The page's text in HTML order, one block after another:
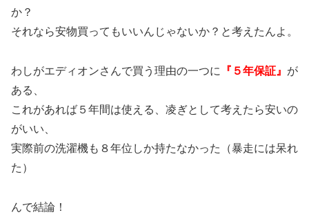
か？
それなら安物買ってもいいんじゃないか？と考えたんよ。
わしがエディオンさんで買う理由の一つに 『５年保証』 が
ある、
これがあれば５年間は使える、凌ぎとして考えたら安いの
がいい、
実際前の洗濯機も８年位しか持たなかった（暴走には呆れ
た）
んで結論！